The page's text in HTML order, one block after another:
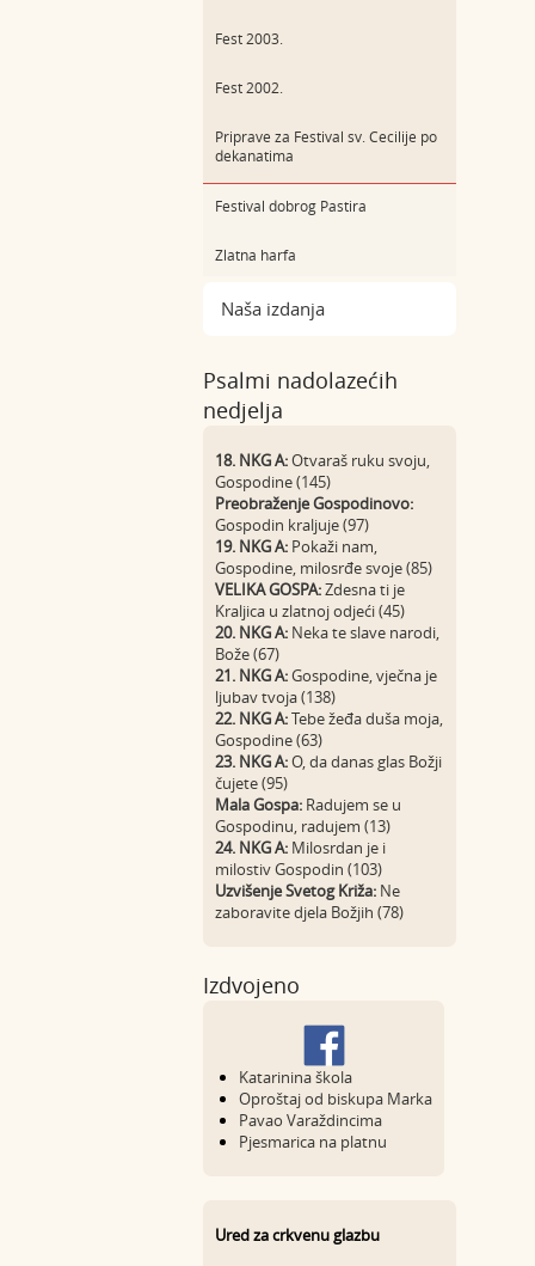
Fest 2003.
Fest 2002.
Priprave za Festival sv. Cecilije po
dekanatima
Festival dobrog Pastira
Zlatna harfa
Naša izdanja
Psalmi nadolazećih
nedjelja
18. NKG A:Otvaraš ruku svoju,
Gospodine (145)
Preobraženje Gospodinovo:
Gospodin kraljuje (97)
19. NKG A: Pokaži nam,
Gospodine, milosrđe svoje (85)
VELIKA GOSPA:Zdesna ti je
Kraljica u zlatnoj odjeći (45)
20. NKG A: Neka te slave narodi,
Bože (67)
21. NKG A:Gospodine, vječna je
ljubav tvoja (138)
22. NKG A:Tebe žeđa duša moja,
Gospodine (63)
23. NKG A:O, da danas glas Božji
čujete (95)
Mala Gospa: Radujem se u
Gospodinu, radujem (13)
24. NKG A: Milosrdan je i
milostiv Gospodin (103)
Uzvišenje Svetog Križa: Ne
zaboravite djela Božjih (78)
Izdvojeno
Katarinina škola
Oproštaj od biskupa Marka
Pavao Varaždincima
Pjesmarica na platnu
Ured za crkvenu glazbu